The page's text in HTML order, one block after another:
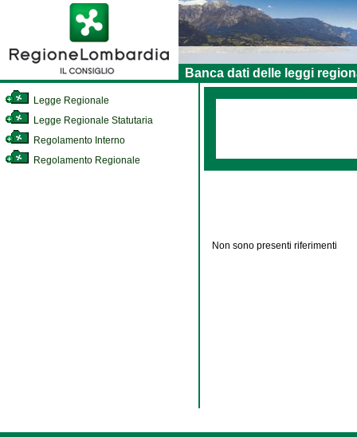
Banca dati delle leggi
Legge Regionale
Legge Regionale Statutaria
Regolamento Interno
Regolamento Regionale
Non sono presenti riferimenti